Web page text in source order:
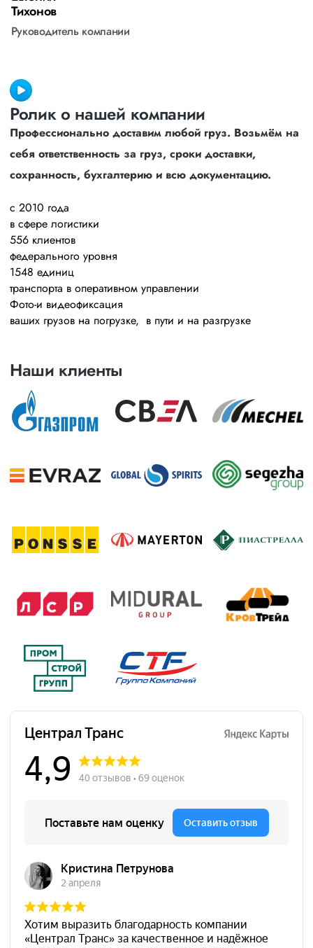
Тихонов
Руководитель компании
Ролик о нашей компании
Профессионально доставим любой груз. Возьмём на
себя ответственность за груз, сроки доставки,
сохранность, бухгалтерию и всю документацию.
с 2010 года
в сфере логистики
556 клиентов
федерального уровня
1548 единиц
транспорта в оперативном управлении
Фото-и видеофиксация
ваших грузов на погрузке, в пути и на разгрузке
Наши клиенты